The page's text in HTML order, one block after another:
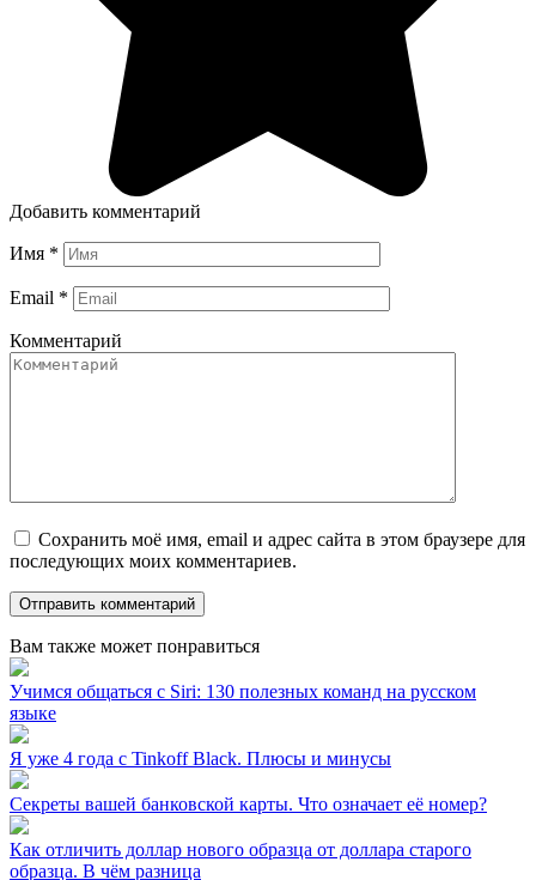
Добавить комментарий
Имя *
Email *
Комментарий
Сохранить моё имя, email и адрес сайта в этом браузере для
последующих моих комментариев.
Вам также может понравиться
Учимся общаться с Siri: 130 полезных команд на русском
языке
Я уже 4 года с Tinkoff Black. Плюсы и минусы
Секреты вашей банковской карты. Что означает её номер?
Как отличить доллар нового образца от доллара старого
образца. В чём разница